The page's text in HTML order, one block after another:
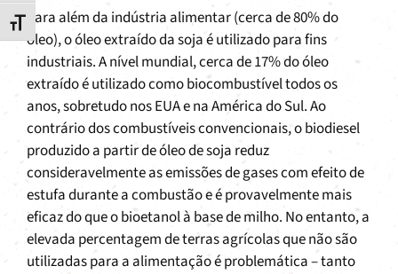
Toggle Font size
Para além da indústria alimentar (cerca de 80% do
óleo), o óleo extraído da soja é utilizado para fins
industriais. A nível mundial, cerca de 17% do óleo
extraído é utilizado como biocombustível todos os
anos, sobretudo nos EUA e na América do Sul. Ao
contrário dos combustíveis convencionais, o biodiesel
produzido a partir de óleo de soja reduz
consideravelmente as emissões de gases com efeito de
estufa durante a combustão e é provavelmente mais
eficaz do que o bioetanol à base de milho. No entanto, a
elevada percentagem de terras agrícolas que não são
utilizadas para a alimentação é problemática – tanto